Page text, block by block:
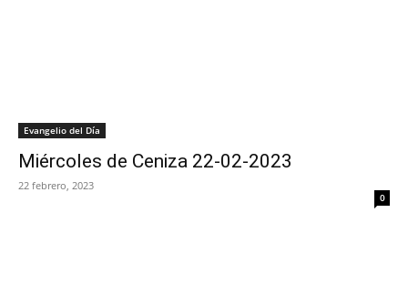
Evangelio del Día
Miércoles de Ceniza 22-02-2023
22 febrero, 2023
0